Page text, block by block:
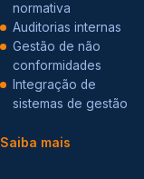
normativa
Auditorias internas
Gestão de não
conformidades
Integração de
sistemas de gestão
Saiba mais